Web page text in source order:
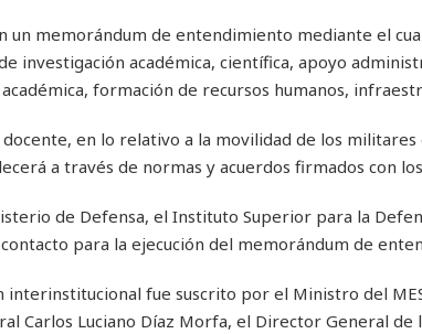
memorándum de entendimiento mediante el
investigación académica, científica, apoyo
formación de recursos humanos,
en lo relativo a la movilidad de los
a través de normas y acuerdos firmados con
de Defensa, el Instituto Superior para la
para la ejecución del memorándum de
interinstitucional fue suscrito por el Ministro del
Carlos Luciano Díaz Morfa, el Director General de